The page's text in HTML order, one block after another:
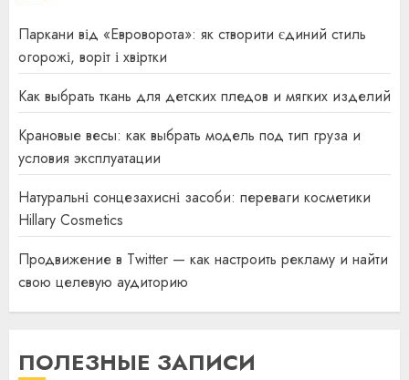
Паркани від «Евроворота»: як створити єдиний стиль
огорожі, воріт і хвіртки
Как выбрать ткань для детских пледов и мягких изделий
Крановые весы: как выбрать модель под тип груза и
условия эксплуатации
Натуральні сонцезахисні засоби: переваги косметики
Hillary Cosmetics
Продвижение в Twitter — как настроить рекламу и найти
свою целевую аудиторию
ПОЛЕЗНЫЕ ЗАПИСИ